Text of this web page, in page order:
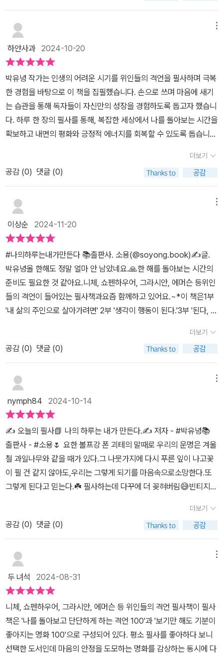
이다.​​필사를 통해 나를 돌아보고 하루를 채워가는 경험, 그리고 명화
들이 주는 시각적 즐거움까지. ​​이 책은 단순한 필사노트 필사책을 넘
어, 나만의 시간을 만들어주는 소중한 동반자가 될 것이다. ​​매일 조금
씩 자신을 돌보고, 삶의 작은 순간들을 소중히 여기는 법을 배울 수 있
겠다.​​삶의 분주함 속에서도 나만의 고요한 시간을 찾고 싶은 이들에
게 이 책을 추천한다.
여러 명화와 명언을 따라 쓸 수 있는 공간이 있다.명언과 명화를 감상
하고 따라쓰기까지하며 하루 5분~10분되는 짧은 시간동안 에너지를
받을 수 있으니하루가 달라지는 건 시간문제 아닐까 싶었다.​또한 1부,
2부, 3부가 각각 끝날 때 나를 가장 움직였던 명언을 다시 써보고 나
에게 해주고 싶은 말과 명언을 만들 수 있는 공간도 마련되어 있다.​문
득 <나의 하루는 내가 만든다>를 보면서 지인에게 선물해주기도 좋
은 책이라는 생각을 했다.바쁘고 힘든 나날을 보낼 때, 나는 일기를 쓰
며 생각을 아웃풋 하고, 좋은 책을 읽으며 에너지를 인풋하는 게 좋다
나날들이 많았다.​긍정에너지를 받고, 부정에너지를 발설할 수 있는
기회가 없는데,이렇게 아주 작은 시간으로 필사를 하면서 긍정적인
것들을 받아들이면부정적임으로 가득찼던 내면도 조금씩 변화할 수
있지 않을까 싶다.​필사와 명언을 좋아하는 사람들은 물론이거니와 주
변에 바빠서 힘든 사람들에게 조각 시간이라도 내어 힘을 얻을 수 있
게 선물해주고 싶다.
는 것 보다 손으로 써보는 것이 기억에도 오래 남는다고 하더라고요~
캘리그라퍼라면 자신만의 글자체로 한 장 한 장 채워가는 혹은 작품
을 만들어가기에 이만한 책이 없네요~ 명필이 아니더라도 자신의 글
자체로 기록하듯 써가며 내면의 단단함을 쌓을 수 있다면 100일의
여정이 알차게 채워질 수 있을거에요~ 자신만의 필사책을 완성해 보
세요~ 필사에 처음이신 분들도 어렵지않게 시작할 수 있는 필사책이
니 적극 추천합니다~.100개의 어록을 만나면서 저는 '베스트3' 뽑아
엽서에 옮기며 가족들 책사이에 넣어줄 책갈피도 만들었어요~ 3주의
여정을 마무리 하지만 수시로책장을 넘겨 볼것 같으네요~📖.#에키
캘리필사앤서평 #필사캘리 #손글씨* 본 도서는 #캘리하다 @calli.d
o 에서 진행하는필사단으로 #소용 @soyong.book 출판사로부터
지원받아 참여하게 되었습니다.@only1_orosi@aha_calli#캘리하
추천 #필사
하얀사과2024-10-20
박유녕 작가는 인생의 어려운 시기를 위인들의 격언을 필사하며 극복
한 경험을 바탕으로 이 책을 집필했습니다. 손으로 쓰며 마음에 새기
는 습관을 통해 독자들이 자신만의 성장을 경험하도록 돕고자 했습니
다. 하루 한 장의 필사를 통해, 복잡한 세상에서 나를 돌아보는 시간을
확보하고 내면의 평화와 긍정적 에너지를 회복할 수 있도록 돕습니
킨다는 메시지를 담고 있습니다.'나의 하루는 내가 만든다'는 우리 삶
에 위대한 인물들의 지혜를 담은 100개의 격언을 필사하며 하루를
채우는 습관을 제안하는 책입니다. 단순한 문장 필사를 넘어, 생각과
감정을 정리하고 삶을 긍정적인 방향으로 이끄는 구체적인 방법을 제
인 하루 만들기를 도와주는 이 책은 명언과 예술을 매개로 독자들을
‘나 자신’과 더 깊이 만날 수 있는 시간으로 안내합니다.‘필사’란 눈과
손을 거쳐 생각의 깊이로 이끄는 과정으로, 단순한 읽기보다 훨씬 더
적극적인 몰입을 유도합니다. 저자는 100일 동안 하루에 하나의 격
언을 필사하며 감정 정화와 긍정적인 사고 습관 형성을 목표로 합니
다. “불편한 감정을 긍정적인 마인드로 바꾸고 싶은 사람, 미라클 모
닝을 실천하고 싶은 사람에게 추천한다”는 소개처럼, 작지만 일상에
큰 변화를 가져오는 실천의 힘을 잘 보여줍니다.책에는 에이브러햄
링컨, 니체, 헬렌 켈러, 레오나르도 다빈치, 칼 융 등 역사적으로 위대
읽고 쓰는 과정에서 깊은 공감을 이끌어냅니다. 예를 들어, 링컨의
“사람들은 자신이 행복하고 싶다고 마음먹은 만큼 행복해진다”(p.2
4)라는 말이나, 융의 “타인에게서 거슬리는 점은 나를 이해하는 단서
가 될 수 있다”(p.60)는 구절은 우리의 사고를 단순히 긍정으로 유도
하는 것을 넘어 삶의 태도를 근본적으로 돌아보게 합니다.특히, 명화
와 격언이 함께 배치된 구성은 시각적인 즐거움과 지적 영감을 동시
에 제공합니다. 고흐, 르누아르, 클림트와 같은 화가들의 그림이 함께
실려 있어 필사하면서 예술을 감상하는 여유도 느낄 수 있습니다.1부
지는 순간을, 그리고 3부는 긍정적인 기적을 불러오는 힘을 다룹니
다. 각각의 격언이 매일의 다짐으로 스며들게 함으로써 짜증과 불만
으로 가득한 하루를 감사와 긍정으로 바꾸도록 독려합니다. 격언을
필사하는 것은 하루를 주체적으로 살아가는 태도와 마음가짐을 다듬
는 일입니다. “눈물과 땀은 짠맛이 나지만, 눈물은 동정을 얻고 땀은
변화를 가져온다”(제시 잭슨)와 같은 문장은 삶을 대하는 자세를 전
환시키는 중요한 단서를 제공합니다.📌“말은 행동이 되고, 행동은 습
관이 된다. 습관은 가치가 되고, 가치는 운명이 된다.” (마하트마 간
디, p.172)💬나의 하루를 주체적으로 만들어가려는 의지는 책의 중
심 메시지입니다. 간디의 말처럼, 생각과 언어의 힘은 일상적인 행동
에까지 영향을 미치고 궁극적으로 삶을 바꾸어 나갑니다. 필사의 행
더보기
공감 (0) 댓글 (0)
이상순 2024-11-20
#나의하루는내가만든다 📚출판사. 소용(@soyong.book)✍️글.
박유녕올 한해도 정말 얼마 안 남았네요.🙏한 해를 돌아보는 시간의
준비도 필요한 것 같아요.니체, 쇼펜하우어, 그라시안, 에머슨 등위인
들의 격언이 들어있는 필사책과요즘 함께하고 있어요.~*이 책은1부
'내 삶의 주인으로 살아가려면' 2부 '생각이 행동이 된다.'3부 '된다, 된
스며드는 기적 로 구성되어 있어요.저는 아이들이 일기를 쓸때함께
필사하고 있어요.제가 한글로 필사하고둘째가 이어 영어로 필사를 하
고 있어요.그 장면을 보고, 첫째가 자기도 함께하고 싶다며 함께 하기
로 했어요.위인들이 어떤 생각으로 세상을 살아왔는지살펴보며 그들
의 말을 직접 쓰면서 마음에 보관하고 있어요.짜증나는 하루, 어려운
관계, 불평스러운 일들에 대해나의 감정과 생각을 관리하게 되며그
하루가 관리되는 것도 느낄 수 있어요.자기 안에서 행복을 찾기는 어
렵지만,다른 곳에서 행복을 찾기는 불가능 하다고 해요.우리 같이 행
복을 찾아 볼까요?이 책은 채손독서평단 모집을 통해 출판사로부터
도서를 제공받았습다. 귀한 책 감사합니다
더보기
공감 (0) 댓글 (0)
nymph84 2024-10-14
✍️ 오늘의 필사📗 나의 하루는 내가 만든다.✍️ 저자 - #박유녕📚
출판사 - #소용🌷 요한 볼프강 폰 괴테의 말때로 우리의 운명은 겨울
철 과일나무와 같을 때가 있다.그 나뭇가지에 다시 푸른 잎이 나고꽃
이 필 건 같지 않아도,우리는 그렇게 되기를 마음속으로소망한다.또
그렇게 된다고 믿는다.☘️ 필사하는데 다꾸에 더 꽂혀버림😅빈티지가
eonju534@soyong.book @lael_84 #장미꽂향기님을 통해 서
평단에 선정되어 #소용출판사 로부터 도서협찬을 받아 필사를 하였
습니다. 감사합니다.#오늘의필사 #나의하루는내가만든다#괴테 #빈
티지다꾸 #다꾸초보 #그림책테라피스트 #그림책스타그램 #마음약
더보기
공감 (0) 댓글 (0)
두 녀석 2024-08-31
니체, 쇼펜하우어, 그라시안, 에머슨 등 위인들의 격언 필사책이 필사
책은 '나를 돌아보고 단단하게 하는 격언 100'과 '보기만 해도 기분이
좋아지는 명화 100'으로 구성되어 있다. 평소 필사를 좋아하다 보니
선택한 도서인데 마음의 안정을 도모하는 명화를 감상하는 동시에 다